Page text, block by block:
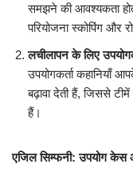
समझने की आवश्यकता
परियोजना स्कोपिंग और
लचीलापन के लिए
उपयोगकर्ता कहानियाँ
बढ़ावा देती हैं, जिससे
हैं।
एजिल सिम्फनी: उपयोग केस